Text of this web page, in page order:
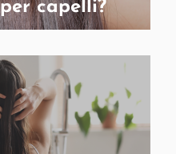
capelli?